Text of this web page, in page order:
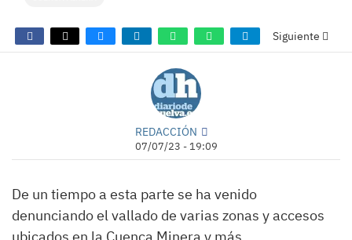
Siguiente
REDACCIÓN
07/07/23 - 19:09
De un tiempo a esta parte se ha venido
denunciando el vallado de varias zonas y accesos
ubicados en la Cuenca Minera y más